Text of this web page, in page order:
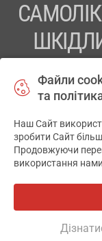
ПЕРЕД
ТОВ
© 2014-2026.
Файли
та
Наш Сайт
зробити Сайт
Продовжуючи
використання